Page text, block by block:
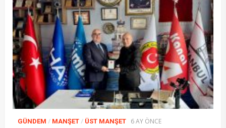
GÜNDEM / MANŞET / ÜST MANŞET 6 AY ÖNCE